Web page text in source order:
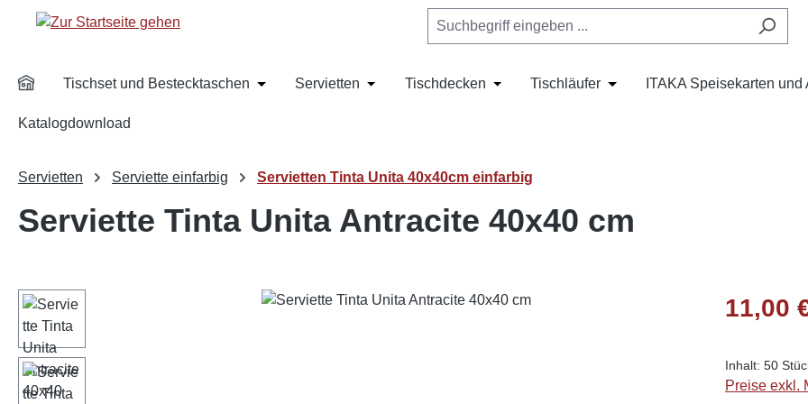
Hauptinhalt springen
Zur Suche springen
Zur Hauptnavigation springen
Tischset und Bestecktaschen Öffne oder Schließe das Dropdown der Kategorie Tischset und Bestecktaschen
Servietten Öffne oder Schließe das Dropdown der Kategorie Servietten
Tischdecken Öffne oder Schließe das Dropdown der
Tischläufer Öffne oder Schließe das
ITAKA Speisekarten und
Katalogdownload
Servietten Serviette einfarbig Servietten Tinta Unita 40x40cm einfarbig
Serviette Tinta Unita Antracite 40x40 cm
Bildergalerie überspringen Regulärer
11,00
Inhalt: 50
Preise exkl.